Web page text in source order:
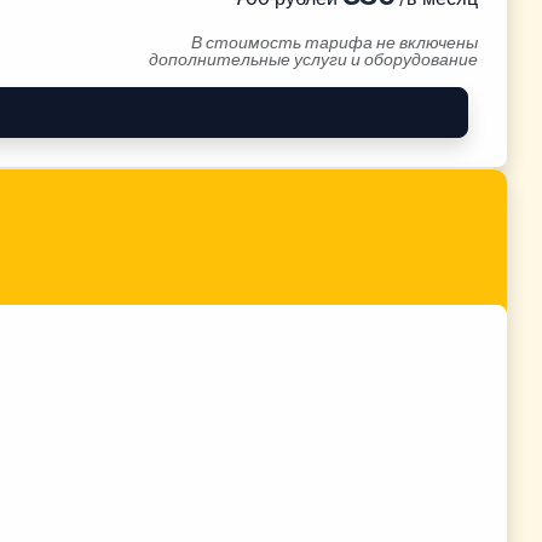
В стоимость тарифа не включены
дополнительные услуги и оборудование